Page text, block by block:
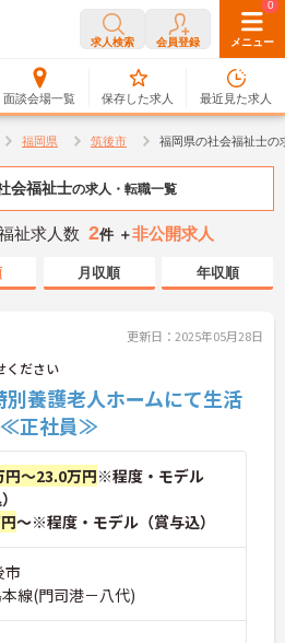
求人検索 会員登録 メニュー
面談会場一覧
0
保存した求人
0
最近見た求人
福岡県 筑後市 福岡県の社会福祉士の
会福祉士の求人・転職一覧
祉求人数 2件 ＋非公開求人
月収順 年収順
更新日：2025年05月28日
ださい
別養護老人ホームにて生活
正社員≫
円～23.0万円※程度・モデル
～※程度・モデル（賞与込）
市
線(門司港－八代)